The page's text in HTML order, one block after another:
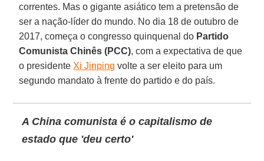
correntes. Mas o gigante asiático tem a pretensão de
ser a nação-líder do mundo. No dia 18 de outubro de
2017, começa o congresso quinquenal do Partido
Comunista Chinês (PCC), com a expectativa de que
o presidente Xi Jinping volte a ser eleito para um
segundo mandato à frente do partido e do país.
A China comunista é o capitalismo de
estado que 'deu certo'